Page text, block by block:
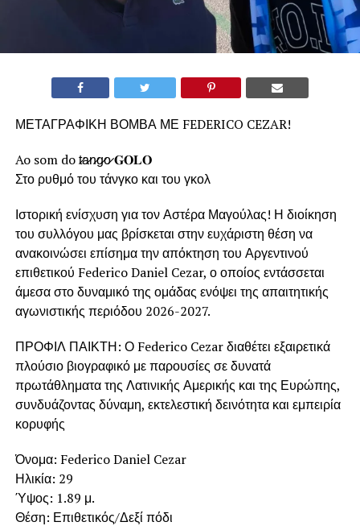
ΜΕΤΑΓΡΑΦΙΚΗ ΒΟΜΒΑ ΜΕ FEDERICO CEZAR!
Ao som do t̷a̷n̷g̷o̷ 𝐆𝐎𝐋𝐎
Στο ρυθμό του τάνγκο και του γκολ
Ιστορική ενίσχυση για τον Αστέρα Μαγούλας! Η διοίκηση
του συλλόγου μας βρίσκεται στην ευχάριστη θέση να
ανακοινώσει επίσημα την απόκτηση του Αργεντινού
επιθετικού Federico Daniel Cezar, ο οποίος εντάσσεται
άμεσα στο δυναμικό της ομάδας ενόψει της απαιτητικής
αγωνιστικής περιόδου 2026-2027.
ΠΡΟΦΙΛ ΠΑΙΚΤΗ: Ο Federico Cezar διαθέτει εξαιρετικά
πλούσιο βιογραφικό με παρουσίες σε δυνατά
πρωτάθληματα της Λατινικής Αμερικής και της Ευρώπης,
συνδυάζοντας δύναμη, εκτελεστική δεινότητα και εμπειρία
κορυφής
Όνομα: Federico Daniel Cezar
Ηλικία: 29
Ύψος: 1.89 μ.
Θέση: Επιθετικός/Δεξί πόδι